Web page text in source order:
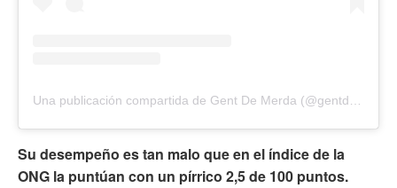
Su desempeño es tan malo que en el índice de la
ONG la puntúan con un pírrico 2,5 de 100 puntos.